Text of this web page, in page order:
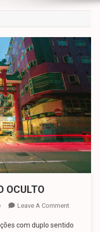
OCULTO
Leave A CommentOn
com duplo sentido